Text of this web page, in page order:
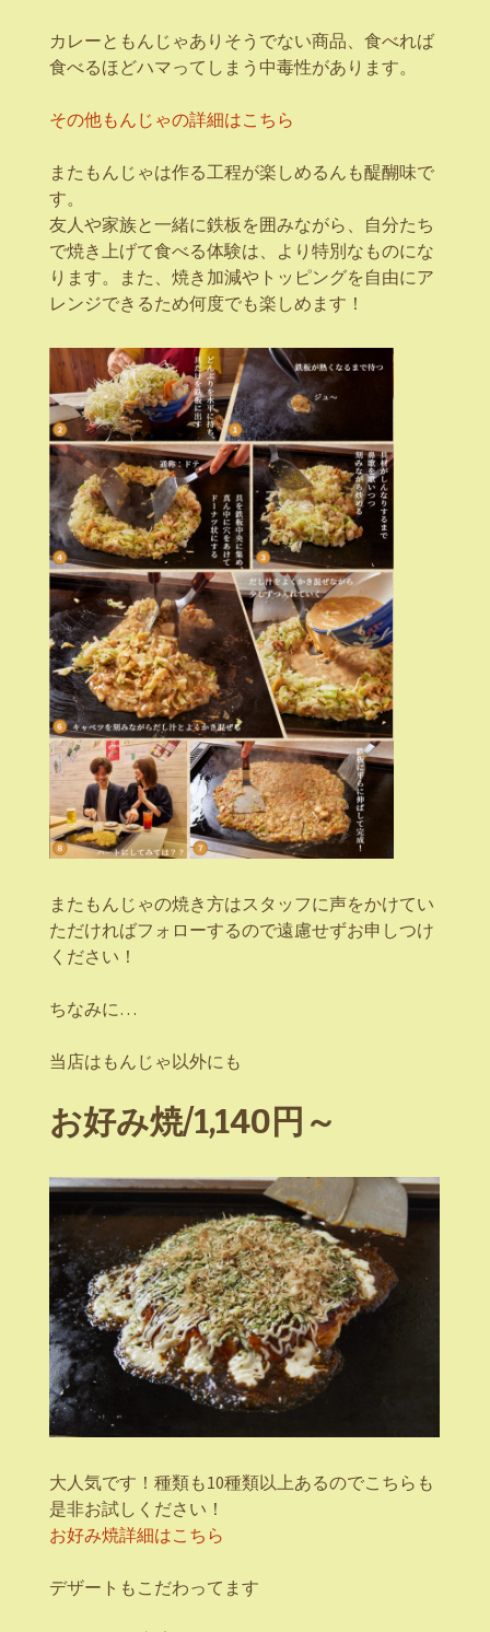
カレーともんじゃありそうでない商品、食べれば
食べるほどハマってしまう中毒性があります。
その他もんじゃの詳細はこちら
またもんじゃは作る工程が楽しめるんも醍醐味で
す。
友人や家族と一緒に鉄板を囲みながら、自分たち
で焼き上げて食べる体験は、より特別なものにな
ります。また、焼き加減やトッピングを自由にア
レンジできるため何度でも楽しめます！
またもんじゃの焼き方はスタッフに声をかけてい
ただければフォローするので遠慮せずお申しつけ
ください！
ちなみに…
当店はもんじゃ以外にも
お好み焼/1,140円～
大人気です！種類も10種類以上あるのでこちらも
是非お試しください！
お好み焼詳細はこちら
デザートもこだわってます